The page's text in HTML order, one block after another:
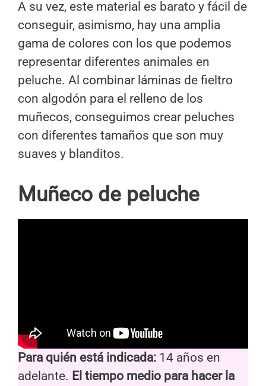
A su vez, este material es barato y fácil de
conseguir, asimismo, hay una amplia
gama de colores con los que podemos
representar diferentes animales en
peluche. Al combinar láminas de fieltro
con algodón para el relleno de los
muñecos, conseguimos crear peluches
con diferentes tamaños que son muy
suaves y blanditos.
Muñeco de peluche
Para quién está indicada: 14 años en
adelante. El tiempo medio para hacer la